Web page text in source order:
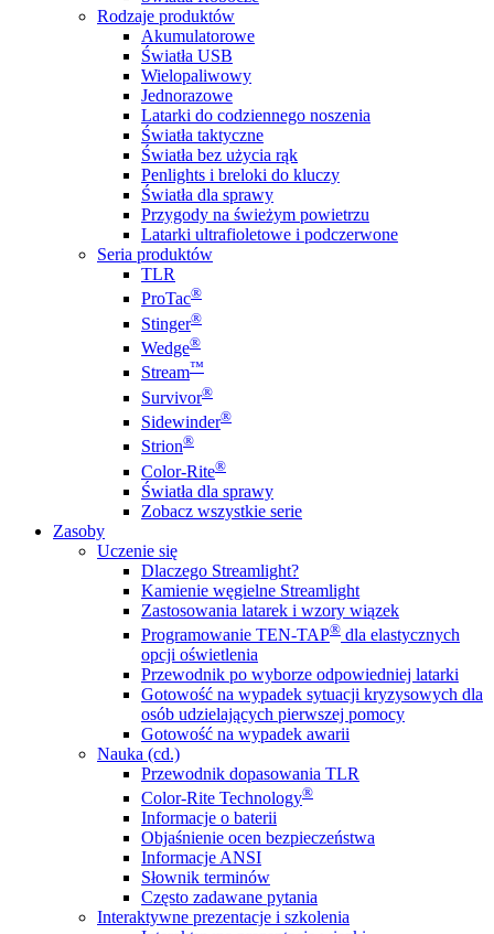
Rodzaje produktów
Akumulatorowe
Światła USB
Wielopaliwowy
Jednorazowe
Latarki do codziennego noszenia
Światła taktyczne
Światła bez użycia rąk
Penlights i breloki do kluczy
Światła dla sprawy
Przygody na świeżym powietrzu
Latarki ultrafioletowe i podczerwone
Seria produktów
TLR
ProTac®
Stinger®
Wedge®
Stream™
Survivor®
Sidewinder®
Strion®
Color-Rite®
Światła dla sprawy
Zobacz wszystkie serie
Zasoby
Uczenie się
Dlaczego Streamlight?
Kamienie węgielne Streamlight
Zastosowania latarek i wzory wiązek
Programowanie TEN-TAP® dla elastycznych
opcji oświetlenia
Przewodnik po wyborze odpowiedniej latarki
Gotowość na wypadek sytuacji kryzysowych dla
osób udzielających pierwszej pomocy
Gotowość na wypadek awarii
Nauka (cd.)
Przewodnik dopasowania TLR
Color-Rite Technology®
Informacje o baterii
Objaśnienie ocen bezpieczeństwa
Informacje ANSI
Słownik terminów
Często zadawane pytania
Interaktywne prezentacje i szkolenia